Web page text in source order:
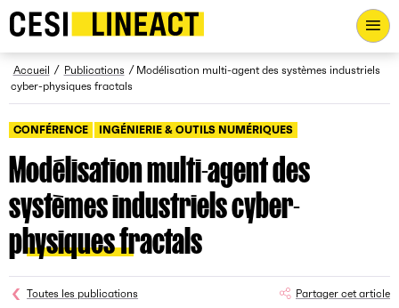
CESI LINEACT - Laboratoire de recherche et d'innovation -
Fil d’Ariane
Accueil Publications
Modélisation multi-agent des systèmes industriels
cyber-physiques fractals
CONFÉRENCE INGÉNIERIE & OUTILS NUMÉRIQUES
Modélisation multi-agent des
systèmes industriels cyber-
physiques fractals
Toutes les publications Partager cet article